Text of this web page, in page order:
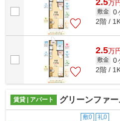
万
敷金 0
2階 /
2.5万
敷金 0
2階 /
賃貸 | アパート グリーンファ
敷0 礼0